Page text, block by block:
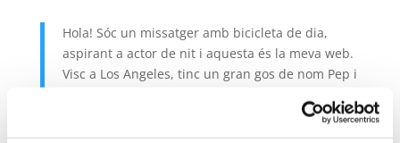
Hola! Sóc un missatger amb bicicleta de dia,
aspirant a actor de nit i aquesta és la meva web.
Visc a Los Angeles, tinc un gran gos de nom Pep i